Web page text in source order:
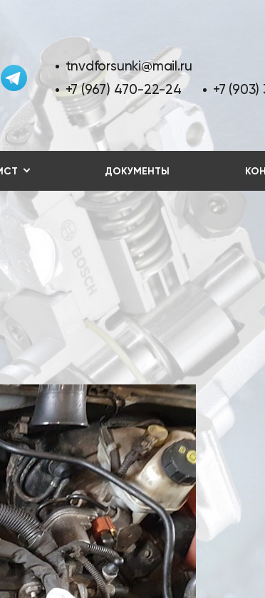
tnvdforsunki@mail.ru
+7 (967) 470-22-24
+7
ДОКУМЕНТЫ